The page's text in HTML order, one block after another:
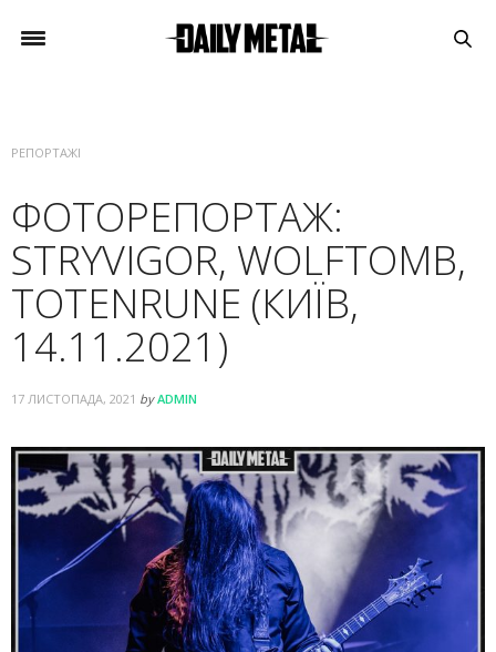
РЕПОРТАЖІ
ФОТОРЕПОРТАЖ:
STRYVIGOR, WOLFTOMB,
TOTENRUNE (КИЇВ,
14.11.2021)
17 ЛИСТОПАДА, 2021 by ADMIN